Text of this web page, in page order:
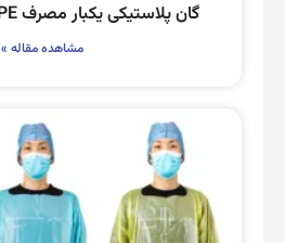
گان پلاستیکی یکبار مصرف CPE استین کشدوز
مشاهده مقاله »